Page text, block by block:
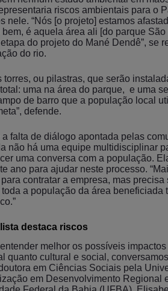
riscos ambientais para o
nele. “Nós [o projeto] estamos
é aquela área ali [do parque
do projeto do Mané Dendê”, se
do rio.
torres, ou pilastras, que serão
uma na área do parque, e uma
de barro que a população local
defende.
a falta de diálogo apontada pelas
não há uma equipe multidisciplinar
uma conversa com a população.
ano para ajudar neste processo.
para contratar a empresa, mas
a população da área
destaca riscos
melhor os possíveis
quanto cultural e social,
em Ciências Sociais pela
em Desenvolvimento Regional